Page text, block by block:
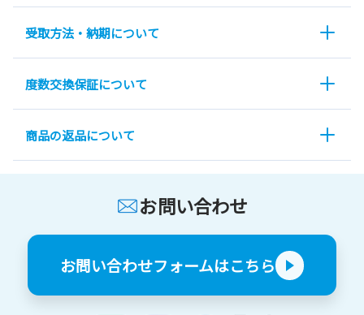
受取方法・納期について
度数交換保証について
商品の返品について
お問い合わせ
お問い合わせフォームはこちら